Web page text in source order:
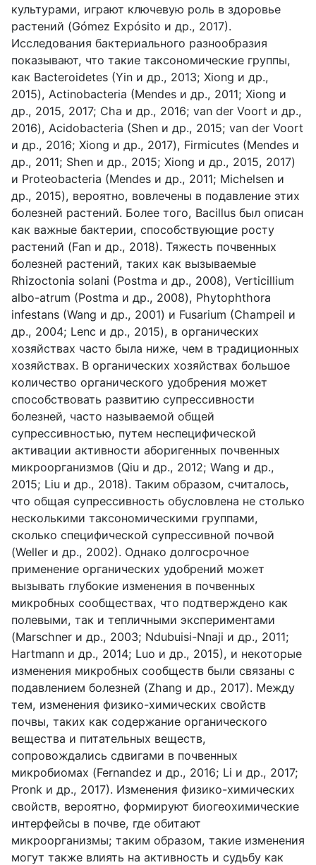
культурами, играют ключевую роль в здоровье
растений (Gómez Expósito и др., 2017).
Исследования бактериального разнообразия
показывают, что такие таксономические группы,
как Bacteroidetes (Yin и др., 2013; Xiong и др.,
2015), Actinobacteria (Mendes и др., 2011; Xiong и
др., 2015, 2017; Cha и др., 2016; van der Voort и др.,
2016), Acidobacteria (Shen и др., 2015; van der Voort
и др., 2016; Xiong и др., 2017), Firmicutes (Mendes и
др., 2011; Shen и др., 2015; Xiong и др., 2015, 2017)
и Proteobacteria (Mendes и др., 2011; Michelsen и
др., 2015), вероятно, вовлечены в подавление этих
болезней растений. Более того, Bacillus был описан
как важные бактерии, способствующие росту
растений (Fan и др., 2018). Тяжесть почвенных
болезней растений, таких как вызываемые
Rhizoctonia solani (Postma и др., 2008), Verticillium
albo-atrum (Postma и др., 2008), Phytophthora
infestans (Wang и др., 2001) и Fusarium (Champeil и
др., 2004; Lenc и др., 2015), в органических
хозяйствах часто была ниже, чем в традиционных
хозяйствах. В органических хозяйствах большое
количество органического удобрения может
способствовать развитию супрессивности
болезней, часто называемой общей
супрессивностью, путем неспецифической
активации активности аборигенных почвенных
микроорганизмов (Qiu и др., 2012; Wang и др.,
2015; Liu и др., 2018). Таким образом, считалось,
что общая супрессивность обусловлена не столько
несколькими таксономическими группами,
сколько специфической супрессивной почвой
(Weller и др., 2002). Однако долгосрочное
применение органических удобрений может
вызывать глубокие изменения в почвенных
микробных сообществах, что подтверждено как
полевыми, так и тепличными экспериментами
(Marschner и др., 2003; Ndubuisi-Nnaji и др., 2011;
Hartmann и др., 2014; Luo и др., 2015), и некоторые
изменения микробных сообществ были связаны с
подавлением болезней (Zhang и др., 2017). Между
тем, изменения физико-химических свойств
почвы, таких как содержание органического
вещества и питательных веществ,
сопровождались сдвигами в почвенных
микробиомах (Fernandez и др., 2016; Li и др., 2017;
Pronk и др., 2017). Изменения физико-химических
свойств, вероятно, формируют биогеохимические
интерфейсы в почве, где обитают
микроорганизмы; таким образом, такие изменения
могут также влиять на активность и судьбу как